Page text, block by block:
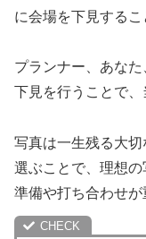
に会場を下見するこ
プランナー、あな
下見を行うことで、
写真は一生残る大
選ぶことで、理想
準備や打ち合わせが